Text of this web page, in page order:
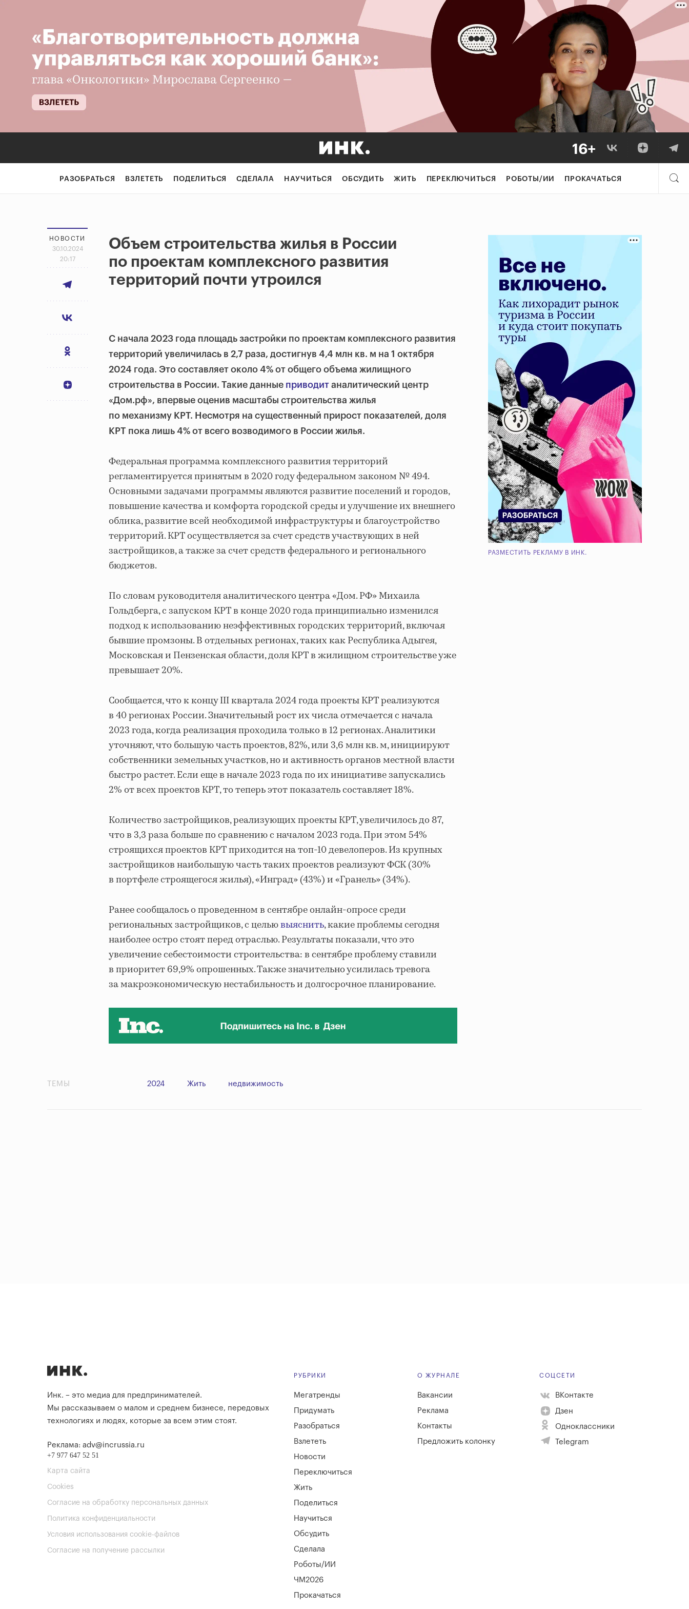
РАЗОБРАТЬСЯ ВЗЛЕТЕТЬ ПОДЕЛИТЬСЯ СДЕЛАЛА НАУЧИТЬСЯ ОБСУДИТЬ ЖИТЬ ПЕРЕКЛЮЧИТЬСЯ РОБОТЫ/ИИ ПРОКАЧАТЬСЯ
НОВОСТИ
30.10.2024
20:17
Объем строительства жилья в России
по проектам комплексного развития
территорий почти утроился
С начала 2023 года площадь застройки по проектам комплексного развития
территорий увеличилась в 2,7 раза, достигнув 4,4 млн кв. м на 1 октября
2024 года. Это составляет около 4% от общего объема жилищного
строительства в России. Такие данные приводит аналитический центр
«Дом.рф», впервые оценив масштабы строительства жилья
по механизму КРТ. Несмотря на существенный прирост показателей, доля
КРТ пока лишь 4% от всего возводимого в России жилья.
Федеральная программа комплексного развития территорий
регламентируется принятым в 2020 году федеральном законом № 494.
Основными задачами программы являются развитие поселений и городов,
повышение качества и комфорта городской среды и улучшение их внешнего
облика, развитие всей необходимой инфраструктуры и благоустройство
территорий. КРТ осуществляется за счет средств участвующих в ней
застройщиков, а также за счет средств федерального и регионального
бюджетов.
По словам руководителя аналитического центра «Дом. РФ» Михаила
Гольдберга, с запуском КРТ в конце 2020 года принципиально изменился
подход к использованию неэффективных городских территорий, включая
бывшие промзоны. В отдельных регионах, таких как Республика Адыгея,
Московская и Пензенская области, доля КРТ в жилищном строительстве уже
превышает 20%.
Сообщается, что к концу III квартала 2024 года проекты КРТ реализуются
в 40 регионах России. Значительный рост их числа отмечается с начала
2023 года, когда реализация проходила только в 12 регионах. Аналитики
уточняют, что большую часть проектов, 82%, или 3,6 млн кв. м, инициируют
собственники земельных участков, но и активность органов местной власти
быстро растет. Если еще в начале 2023 года по их инициативе запускались
2% от всех проектов КРТ, то теперь этот показатель составляет 18%.
Количество застройщиков, реализующих проекты КРТ, увеличилось до 87,
что в 3,3 раза больше по сравнению с началом 2023 года. При этом 54%
строящихся проектов КРТ приходится на топ-10 девелоперов. Из крупных
застройщиков наибольшую часть таких проектов реализуют ФСК (30%
в портфеле строящегося жилья), «Инград» (43%) и «Гранель» (34%).
Ранее сообщалось о проведенном в сентябре онлайн-опросе среди
региональных застройщиков, с цельювыяснить, какие проблемы сегодня
наиболее остро стоят перед отраслью. Результаты показали, что это
увеличение себестоимости строительства: в сентябре проблему ставили
в приоритет 69,9% опрошенных. Также значительно усилилась тревога
за макроэкономическую нестабильность и долгосрочное планирование.
РАЗМЕСТИТЬ РЕКЛАМУ В ИНК.
ТЕМЫ 2024 Жить недвижимость
Инк. – это медиа для предпринимателей.
Мы рассказываем о малом и среднем бизнесе, передовых
технологиях и людях, которые за всем этим стоят.
Реклама: adv@incrussia.ru
+7 977 647 52 51
Карта сайта
Cookies
Согласие на обработку персональных данных
Политика конфиденциальности
Условия использования cookie-файлов
Согласие на получение рассылки
РУБРИКИ
Мегатренды
Придумать
Разобраться
Взлететь
Новости
Переключиться
Жить
Поделиться
Научиться
Обсудить
Сделала
Роботы/ИИ
ЧМ2026
Прокачаться
О ЖУРНАЛЕ
Вакансии
Реклама
Контакты
Предложить колонку
СОЦСЕТИ
ВКонтакте
Дзен
Одноклассники
Telegram